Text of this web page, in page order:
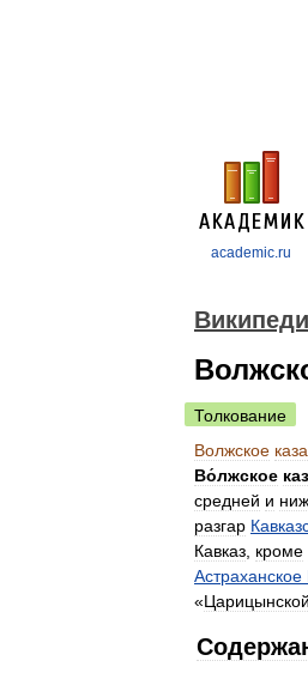
academic.ru
Толкование
Волжское
Во́лжское
средней и
разгар
Кавказ кроме
Астраханское
«Царицынской